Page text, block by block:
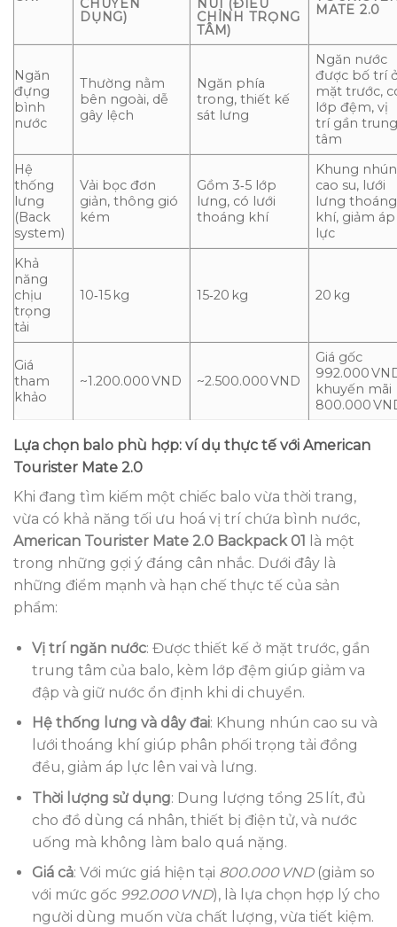
CHUYÊN
DỤNG)
NÚI (ĐIỀU
CHỈNH TRỌNG
TÂM)
MATE 2.0
Ngăn
đựng
bình
nước
Thường nằm
bên ngoài, dễ
gây lệch
Ngăn phía
trong, thiết kế
sát lưng
Ngăn nước
được bố trí
mặt trước,
lớp đệm, vị
trí gần
tâm
Hệ
thống
lưng
(Back
system)
Vải bọc đơn
giản, thông gió
kém
Gồm 3‑5 lớp
lưng, có lưới
thoáng khí
Khung nhún
cao su, lưới
lưng thoáng
khí, giảm áp
lực
Khả
năng
chịu
trọng
tải
10‑15 kg 15‑20 kg 20 kg
Giá
tham
khảo
~1.200.000 VND ~2.500.000 VND
Giá gốc
992.000
khuyến mãi
800.000
Lựa chọn balo phù hợp: ví dụ thực tế với American
Tourister Mate 2.0
Khi đang tìm kiếm một chiếc balo vừa thời trang,
vừa có khả năng tối ưu hoá vị trí chứa bình nước,
American Tourister Mate 2.0 Backpack 01 là một
trong những gợi ý đáng cân nhắc. Dưới đây là
những điểm mạnh và hạn chế thực tế của sản
phẩm:
Vị trí ngăn nước: Được thiết kế ở mặt trước, gần
trung tâm của balo, kèm lớp đệm giúp giảm va
đập và giữ nước ổn định khi di chuyển.
Hệ thống lưng và dây đai: Khung nhún cao su và
lưới thoáng khí giúp phân phối trọng tải đồng
đều, giảm áp lực lên vai và lưng.
Thời lượng sử dụng: Dung lượng tổng 25 lít, đủ
cho đồ dùng cá nhân, thiết bị điện tử, và nước
uống mà không làm balo quá nặng.
Giá cả: Với mức giá hiện tại 800.000 VND(giảm so
với mức gốc 992.000 VND), là lựa chọn hợp lý cho
người dùng muốn vừa chất lượng, vừa tiết kiệm.